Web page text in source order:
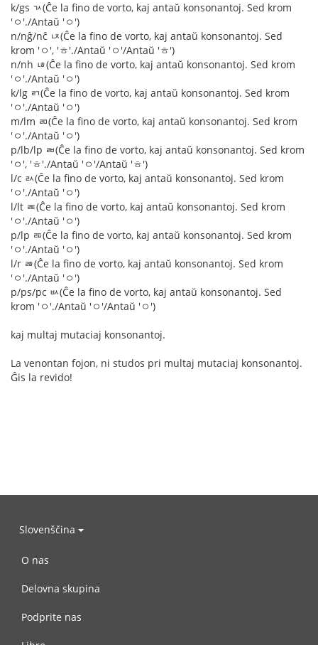
k/gs ㄳ(Ĉe la fino de vorto, kaj antaŭ konsonantoj. Sed krom
'ㅇ'./Antaŭ 'ㅇ')
n/nĝ/nĉ ㄵ(Ĉe la fino de vorto, kaj antaŭ konsonantoj. Sed
krom 'ㅇ', 'ㅎ'./Antaŭ 'ㅇ'/Antaŭ 'ㅎ')
n/nh ㄶ(Ĉe la fino de vorto, kaj antaŭ konsonantoj. Sed krom
'ㅇ'./Antaŭ 'ㅇ')
k/lg ㄺ(Ĉe la fino de vorto, kaj antaŭ konsonantoj. Sed krom
'ㅇ'./Antaŭ 'ㅇ')
m/lm ㄻ(Ĉe la fino de vorto, kaj antaŭ konsonantoj. Sed krom
'ㅇ'./Antaŭ 'ㅇ')
p/lb/lp ㄼ(Ĉe la fino de vorto, kaj antaŭ konsonantoj. Sed krom
'ㅇ', 'ㅎ'./Antaŭ 'ㅇ'/Antaŭ 'ㅎ')
l/c ㄽ(Ĉe la fino de vorto, kaj antaŭ konsonantoj. Sed krom
'ㅇ'./Antaŭ 'ㅇ')
l/lt ㄾ(Ĉe la fino de vorto, kaj antaŭ konsonantoj. Sed krom
'ㅇ'./Antaŭ 'ㅇ')
p/lp ㄿ(Ĉe la fino de vorto, kaj antaŭ konsonantoj. Sed krom
'ㅇ'./Antaŭ 'ㅇ')
l/r ㅀ(Ĉe la fino de vorto, kaj antaŭ konsonantoj. Sed krom
'ㅇ'./Antaŭ 'ㅇ')
p/ps/pc ㅄ(Ĉe la fino de vorto, kaj antaŭ konsonantoj. Sed
krom 'ㅇ'./Antaŭ 'ㅇ'/Antaŭ 'ㅇ')
kaj multaj mutaciaj konsonantoj.
La venontan fojon, ni studos pri multaj mutaciaj konsonantoj.
Ĝis la revido!
Slovenščina
O nas
Delovna skupina
Podprite nas